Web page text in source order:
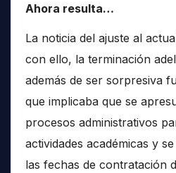
Ahora resulta…
La noticia del ajuste al
con ello, la terminación
además de ser sorpresiva
que implicaba que se
procesos administrativos
actividades académicas y
las fechas de contratación